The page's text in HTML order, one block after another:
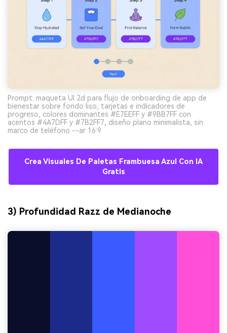
Prompt: maqueta UI 2d para flujo de onboarding de app de
bienestar sobre fondo liso, tarjetas e indicadores de
progreso, colores dominantes #E7EEFF y #9BB7FF con
acentos #4A7DFF y #7B2FF7, diseño plano minimalista, sin
marco de teléfono --ar 16:9
Crea Visuales De Paletas Frambuesa Azul Con IA
Gratis
3) Profundidad Razz de Medianoche